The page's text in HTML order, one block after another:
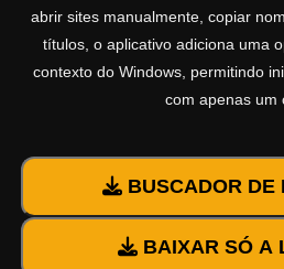
abrir sites manualmente, copiar
títulos, o aplicativo adiciona uma
contexto do Windows, permitindo
com apenas um
BUSCADOR DE
BAIXAR SÓ A